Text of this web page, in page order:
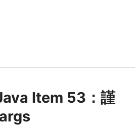
Item 53：謹